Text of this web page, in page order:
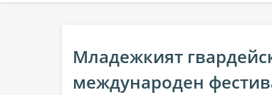
Младежкият
международен